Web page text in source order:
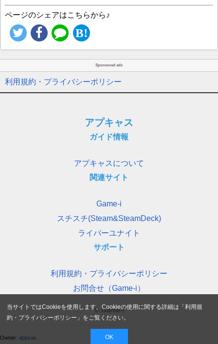
ページのシェアはこちらから♪
Sponsored ads
利用規約・プライバシーポリシー
アプキャス
ガイド情報
アプキャスについて
関連サイト
Game-i
スチスチ(Steam&SteamDeck)
ライバーユナイト
サポート
利用規約・プライバシーポリシー
お問合せ（Game-i）
© Game-i
Owner: appcas
当サイトではCookieを使用します。Cookieの使用に関する詳細は「利用規
約・プライバシーポリシー 」をご覧ください。
OK